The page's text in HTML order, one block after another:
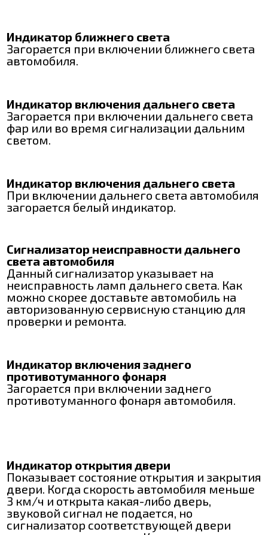
Индикатор ближнего света
Загорается при включении ближнего света
автомобиля.
Индикатор включения дальнего света
Загорается при включении дальнего света
фар или во время сигнализации дальним
светом.
Индикатор включения дальнего света
При включении дальнего света автомобиля
загорается белый индикатор.
Сигнализатор неисправности дальнего
света автомобиля
Данный сигнализатор указывает на
неисправность ламп дальнего света. Как
можно скорее доставьте автомобиль на
авторизованную сервисную станцию для
проверки и ремонта.
Индикатор включения заднего
противотуманного фонаря
Загорается при включении заднего
противотуманного фонаря автомобиля.
Индикатор открытия двери
Показывает состояние открытия и закрытия
двери. Когда скорость автомобиля меньше
3 км/ч и открыта какая-либо дверь,
звуковой сигнал не подается, но
сигнализатор соответствующей двери